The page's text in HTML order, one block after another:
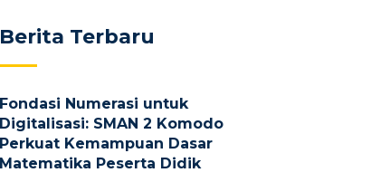
Berita Terbaru
Fondasi Numerasi untuk
Digitalisasi: SMAN 2 Komodo
Perkuat Kemampuan Dasar
Matematika Peserta Didik